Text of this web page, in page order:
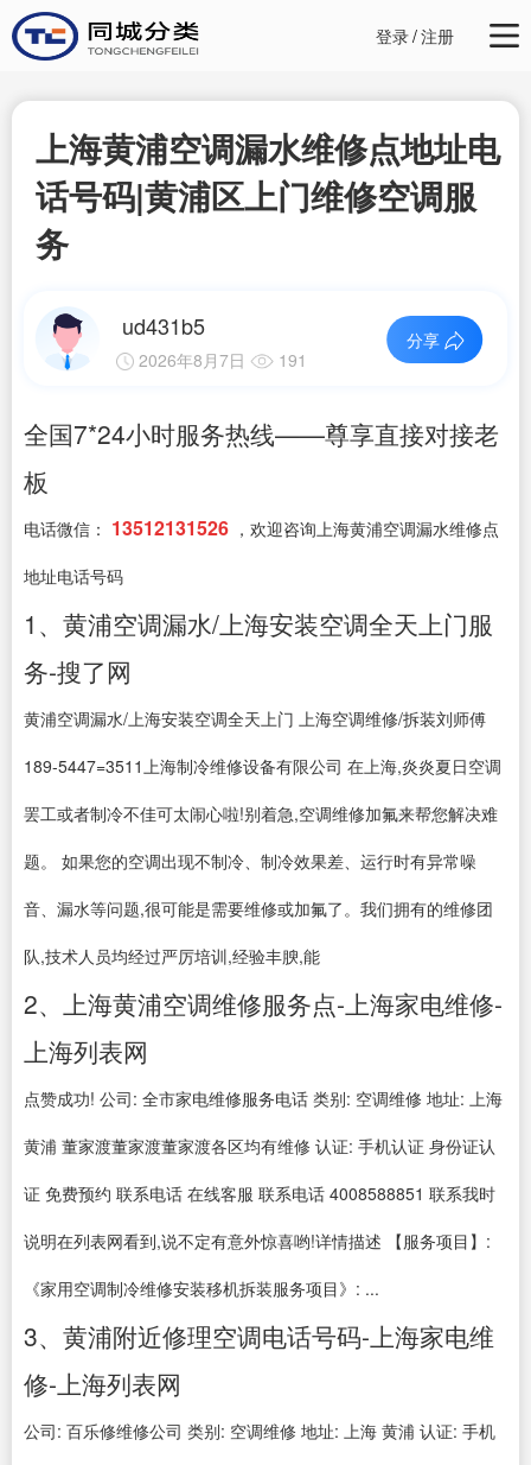
登录/注册
上海黄浦空调漏水维修点地址电
话号码|黄浦区上门维修空调服
务
ud431b5
2026年8月7日 191
分享
全国7*24小时服务热线——尊享直接对接老
板
电话微信： 13512131526 ，欢迎咨询上海黄浦空调漏水维修点
地址电话号码
1、黄浦空调漏水/上海安装空调全天上门服
务-搜了网
黄浦空调漏水/上海安装空调全天上门 上海空调维修/拆装刘师傅
189-5447=3511上海制冷维修设备有限公司 在上海,炎炎夏日空调
罢工或者制冷不佳可太闹心啦!别着急,空调维修加氟来帮您解决难
题。 如果您的空调出现不制冷、制冷效果差、运行时有异常噪
音、漏水等问题,很可能是需要维修或加氟了。我们拥有的维修团
队,技术人员均经过严厉培训,经验丰腴,能
2、上海黄浦空调维修服务点-上海家电维修-
上海列表网
点赞成功! 公司: 全市家电维修服务电话 类别: 空调维修 地址: 上海
黄浦 董家渡董家渡董家渡各区均有维修 认证: 手机认证 身份证认
证 免费预约 联系电话 在线客服 联系电话 4008588851 联系我时
说明在列表网看到,说不定有意外惊喜哟!详情描述 【服务项目】:
《家用空调制冷维修安装移机拆装服务项目》: ...
3、黄浦附近修理空调电话号码-上海家电维
修-上海列表网
公司: 百乐修维修公司 类别: 空调维修 地址: 上海 黄浦 认证: 手机